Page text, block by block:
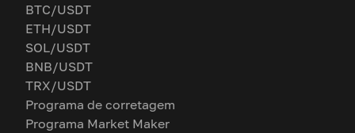
BTC/USDT
ETH/USDT
SOL/USDT
BNB/USDT
TRX/USDT
Programa de corretagem
Programa Market Maker